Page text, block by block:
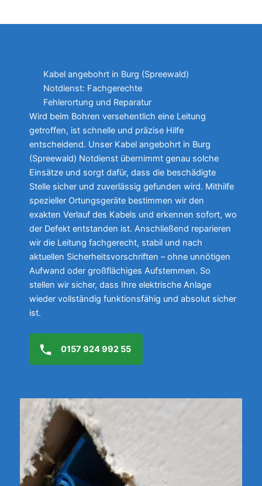
Kabel angebohrt in Burg (Spreewald)
Notdienst: Fachgerechte
Fehlerortung und Reparatur
Wird beim Bohren versehentlich eine Leitung
getroffen, ist schnelle und präzise Hilfe
entscheidend. Unser Kabel angebohrt in Burg
(Spreewald) Notdienst übernimmt genau solche
Einsätze und sorgt dafür, dass die beschädigte
Stelle sicher und zuverlässig gefunden wird. Mithilfe
spezieller Ortungsgeräte bestimmen wir den
exakten Verlauf des Kabels und erkennen sofort, wo
der Defekt entstanden ist. Anschließend reparieren
wir die Leitung fachgerecht, stabil und nach
aktuellen Sicherheitsvorschriften – ohne unnötigen
Aufwand oder großflächiges Aufstemmen. So
stellen wir sicher, dass Ihre elektrische Anlage
wieder vollständig funktionsfähig und absolut sicher
ist.
0157 924 992 55